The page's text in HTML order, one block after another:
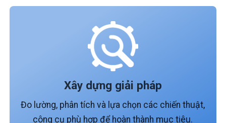
Xây dựng giải pháp
Đo lường, phân tích và lựa chọn các chiến thuật,
công cụ phù hợp để hoàn thành mục tiêu.